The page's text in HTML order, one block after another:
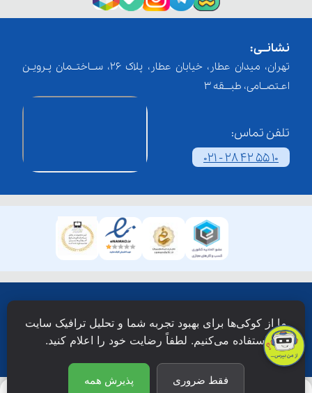
نشانــی:
تهران، میدان عطار، خیابان عطار، پلاک 26، ســاختــمان پـرویـن
اعـتصــامی، طبـــقه 3
تلفن تماس:
021 - 28 42 55 10
دانش نویان محفوظ است.
ما از کوکی‌ها برای بهبود تجربه شما و تحلیل ترافیک سایت
استفاده می‌کنیم. لطفاً رضایت خود را اعلام کنید.
فقط ضروری پذیرش همه